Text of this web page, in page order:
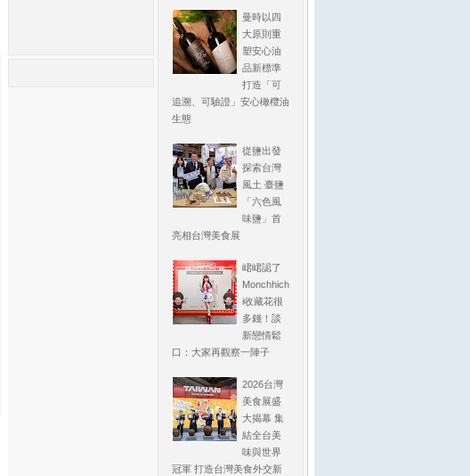
曼時以四
大原則重
塑安心油
品新標準
打造「可
追溯、可驗證」安心橄欖油
生態
從鹽出發
探索台灣
風土 臺鹽
「六色風
味鹽」首
亮相台灣美食展
峮峮認了
Monchhich
i收藏花很
多錢！談
新戀情鬆
口：大家再觀察一陣子
2026台灣
美食展盛
大揭幕 集
結全台美
味與世界
冠軍 打造台灣美食外交新